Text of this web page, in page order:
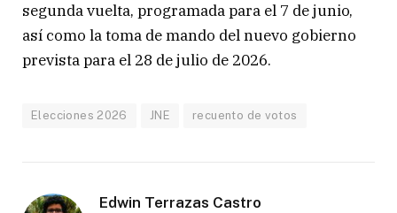
segunda vuelta, programada para el 7 de junio,
así como la toma de mando del nuevo gobierno
prevista para el 28 de julio de 2026.
Elecciones 2026 JNE recuento de votos
Edwin Terrazas Castro